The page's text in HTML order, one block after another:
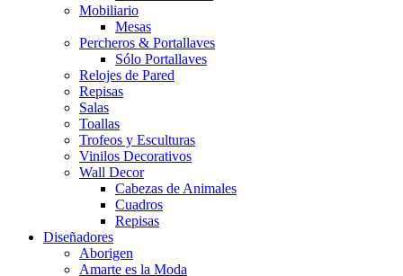
Mobiliario
Mesas
Percheros & Portallaves
Sólo Portallaves
Relojes de Pared
Repisas
Salas
Toallas
Trofeos y Esculturas
Vinilos Decorativos
Wall Decor
Cabezas de Animales
Cuadros
Repisas
Diseñadores
Aborigen
Amarte es la Moda